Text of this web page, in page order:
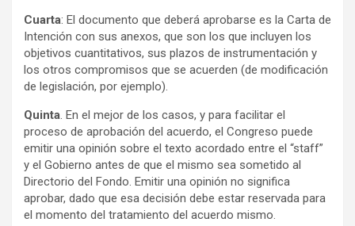
Cuarta: El documento que deberá aprobarse es la Carta de
Intención con sus anexos, que son los que incluyen los
objetivos cuantitativos, sus plazos de instrumentación y
los otros compromisos que se acuerden (de modificación
de legislación, por ejemplo).
Quinta. En el mejor de los casos, y para facilitar el
proceso de aprobación del acuerdo, el Congreso puede
emitir una opinión sobre el texto acordado entre el “staff”
y el Gobierno antes de que el mismo sea sometido al
Directorio del Fondo. Emitir una opinión no significa
aprobar, dado que esa decisión debe estar reservada para
el momento del tratamiento del acuerdo mismo.